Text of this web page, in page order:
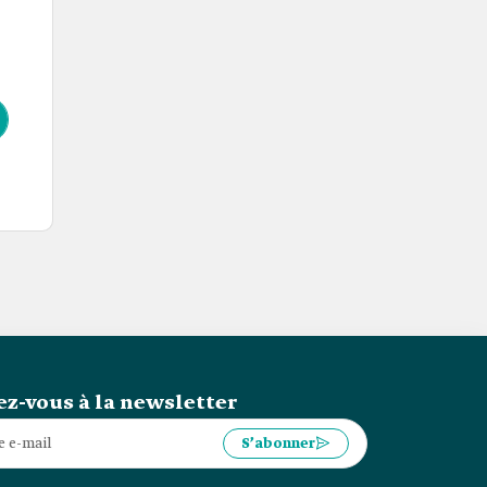
vous à la newsletter
S’abonner